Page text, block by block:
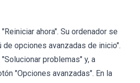
ahora". Su ordenador se
de opciones avanzadas de inicio".
problemas" y, a
"Opciones avanzadas". En la